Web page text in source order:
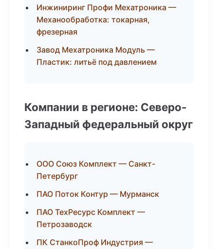
Инжиниринг Профи Мехатроника —
Механообработка: токарная,
фрезерная
Завод Мехатроника Модуль —
Пластик: литьё под давлением
Компании в регионе: Северо-
Западный федеральный округ
ООО Союз Комплект — Санкт-
Петербург
ПАО Поток Контур — Мурманск
ПАО ТехРесурс Комплект —
Петрозаводск
ПК СтанкоПроф Индустрия —